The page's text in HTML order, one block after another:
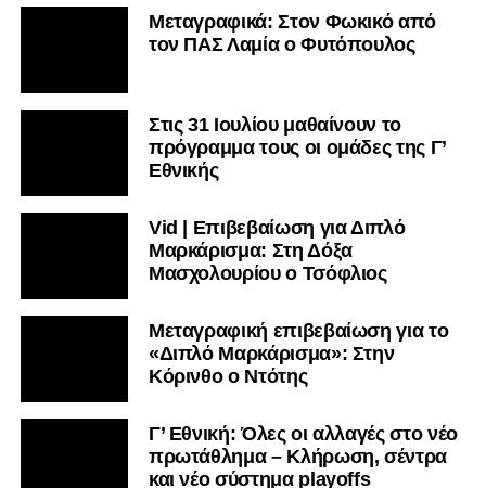
Μεταγραφικά: Στον Φωκικό από
τον ΠΑΣ Λαμία ο Φυτόπουλος
Στις 31 Ιουλίου μαθαίνουν το
πρόγραμμα τους οι ομάδες της Γ’
Εθνικής
Vid | Επιβεβαίωση για Διπλό
Μαρκάρισμα: Στη Δόξα
Μασχολουρίου ο Τσόφλιος
Μεταγραφική επιβεβαίωση για το
«Διπλό Μαρκάρισμα»: Στην
Κόρινθο ο Ντότης
Γ’ Εθνική: Όλες οι αλλαγές στο νέο
πρωτάθλημα – Κλήρωση, σέντρα
και νέο σύστημα playoffs